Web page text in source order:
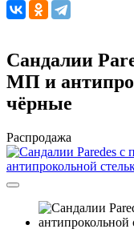
Сандалии
МП и
чёрные
Распродажа